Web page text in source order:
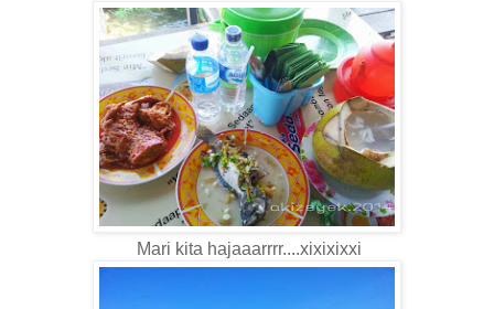
Mari kita hajaaarrrr....xixixixxi